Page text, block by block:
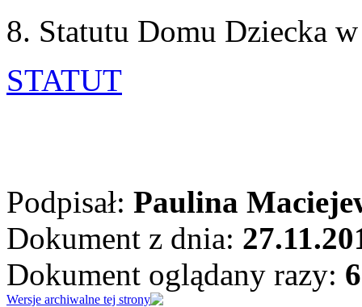
8. Statutu Domu Dziecka
STATUT
Podpisał: Paulina
Dokument z dnia:
Dokument oglądany razy:
Wersje archiwalne tej strony